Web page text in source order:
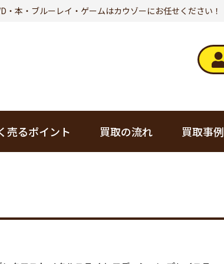
本・ブルーレイ・ゲームはカウゾーにお任せください！
ィオ
売るポイント 買取の流れ 買取事例